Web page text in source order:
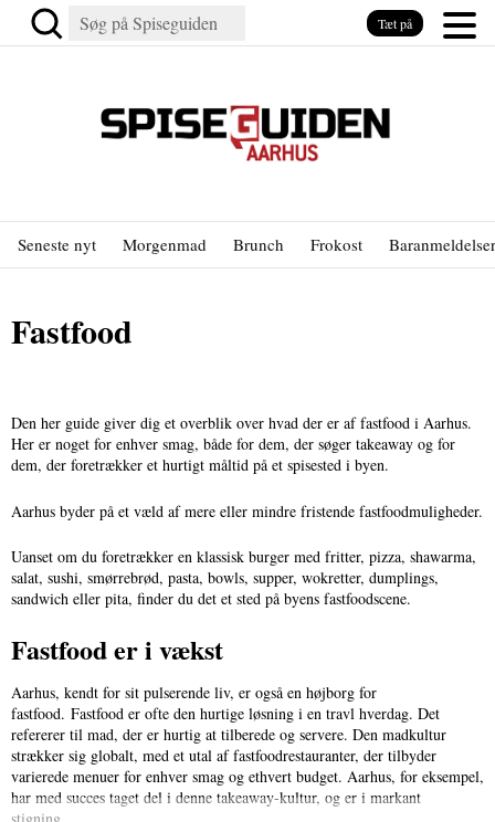
Seneste nyt Morgenmad Brunch Frokost Baranmeldelser
Fastfood
Den her guide giver dig et overblik over hvad der er af fastfood i Aarhus.
Her er noget for enhver smag, både for dem, der søger takeaway og for
dem, der foretrækker et hurtigt måltid på et spisested i byen.
Aarhus byder på et væld af mere eller mindre fristende fastfoodmuligheder.
Uanset om du foretrækker en klassisk burger med fritter, pizza, shawarma,
salat, sushi, smørrebrød, pasta, bowls, supper, wokretter, dumplings,
sandwich eller pita, finder du det et sted på byens fastfoodscene.
Fastfood er i vækst
Aarhus, kendt for sit pulserende liv, er også en højborg for
fastfood. Fastfood er ofte den hurtige løsning i en travl hverdag. Det
refererer til mad, der er hurtig at tilberede og servere. Den madkultur
strækker sig globalt, med et utal af fastfoodrestauranter, der tilbyder
varierede menuer for enhver smag og ethvert budget. Aarhus, for eksempel,
har med succes taget del i denne takeaway-kultur, og er i markant
stigning.
Tæt på